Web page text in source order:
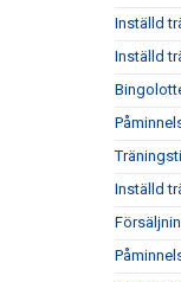
Inställd
Inställd
Inställd